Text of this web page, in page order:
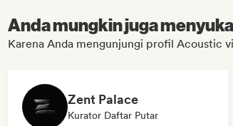
Anda mungkin juga
Karena Anda mengunjungi profil Acoustic
Zent Palace
Kurator Daftar Putar